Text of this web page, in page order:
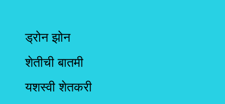
ड्रोन झोन
शेतीची बातमी
यशस्वी शेतकरी